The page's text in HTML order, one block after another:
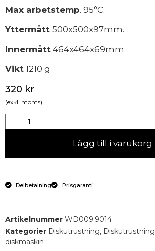
Max arbetstemp. 95°C.
Yttermått 500x500x97mm.
Innermått 464x464x69mm.
Vikt 1210 g
320 kr
(exkl. moms)
Lägg till i varukorg
Delbetalning Prisgaranti
Artikelnummer WD009.9014
Kategorier Diskutrustning, Diskutrustning
diskmaskin